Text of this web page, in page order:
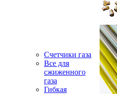
Счетчики газа
Все для
сжиженного
газа
Гибкая